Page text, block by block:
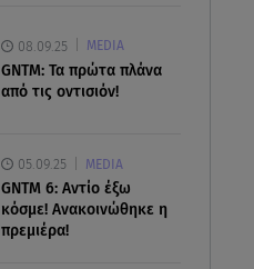
08.09.25 MEDIA
GNTM: Τα πρώτα πλάνα
από τις οντισιόν!
05.09.25 MEDIA
GNTM 6: Αντίο έξω
κόσμε! Ανακοινώθηκε η
πρεμιέρα!